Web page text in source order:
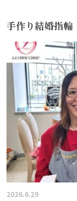
手作り結婚指輪
2026.6.29